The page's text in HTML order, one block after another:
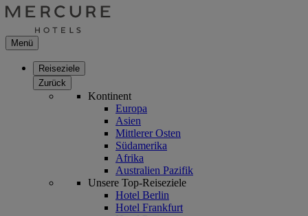
Menü
Reiseziele
Zurück
Kontinent
Europa
Asien
Mittlerer Osten
Südamerika
Afrika
Australien Pazifik
Unsere Top-Reiseziele
Hotel Berlin
Hotel Frankfurt